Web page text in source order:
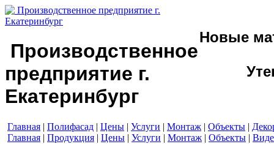
Производственное
предприятие г.
Екатеринбург
Новые
Главная | Полифасад | Цены | Услуги | Монтаж | Объекты |
Главная | Продукция | Цены | Услуги | Монтаж | Объекты |